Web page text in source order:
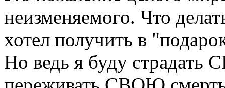
неизменяемого. Что
хотел получить в
Но ведь я буду